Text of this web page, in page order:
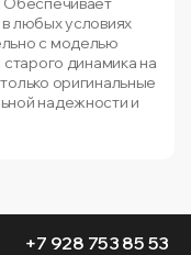
любых условиях
с моделью
динамика на
оригинальные
надежности и
+7 928 753 85 53